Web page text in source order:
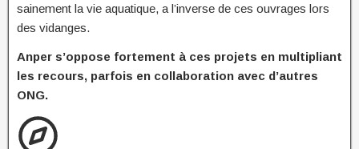
sainement la vie aquatique, a l’inverse de ces ouvrages lors
des vidanges.
Anper s’oppose fortement à ces projets en multipliant
les recours, parfois en collaboration avec d’autres
ONG.